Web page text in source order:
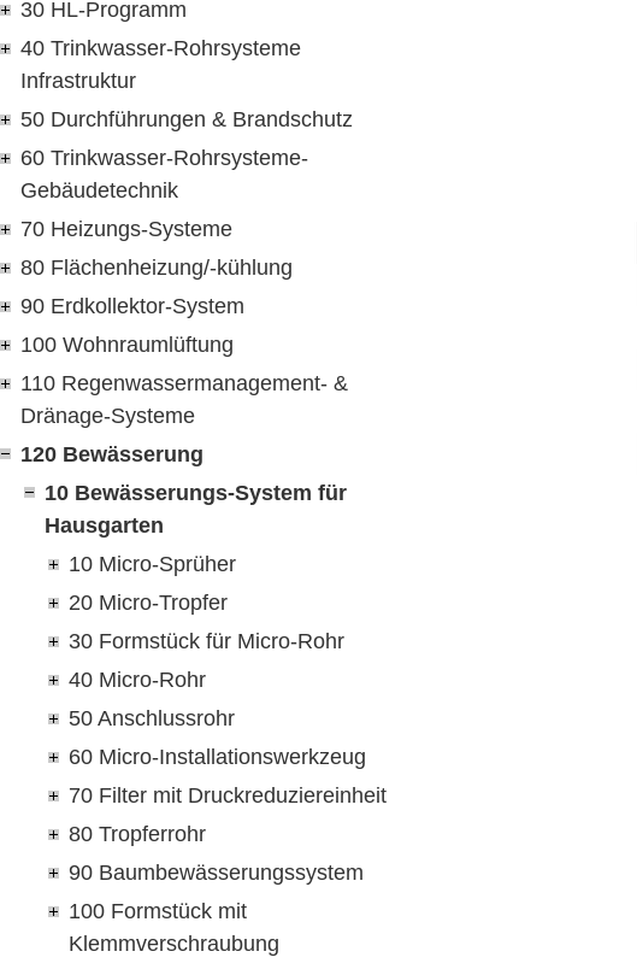
30 HL-Programm
40 Trinkwasser-Rohrsysteme
Infrastruktur
50 Durchführungen & Brandschutz
60 Trinkwasser-Rohrsysteme-
Gebäudetechnik
70 Heizungs-Systeme
80 Flächenheizung/-kühlung
90 Erdkollektor-System
100 Wohnraumlüftung
110 Regenwassermanagement- &
Dränage-Systeme
120 Bewässerung
10 Bewässerungs-System für
Hausgarten
10 Micro-Sprüher
20 Micro-Tropfer
30 Formstück für Micro-Rohr
40 Micro-Rohr
50 Anschlussrohr
60 Micro-Installationswerkzeug
70 Filter mit Druckreduziereinheit
80 Tropferrohr
90 Baumbewässerungssystem
100 Formstück mit
Klemmverschraubung